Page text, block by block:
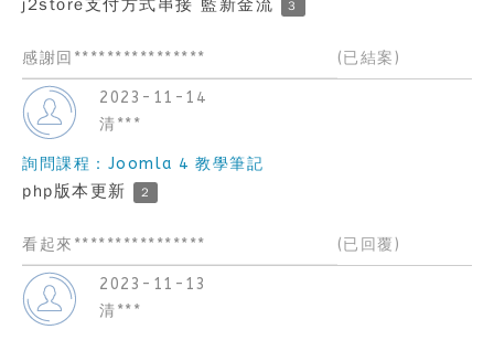
j2store支付方式串接 藍新金流 3
感謝回**************** (已結案)
2023-11-14
清***
詢問課程：Joomla 4 教學筆記
php版本更新 2
看起來**************** (已回覆)
2023-11-13
清***